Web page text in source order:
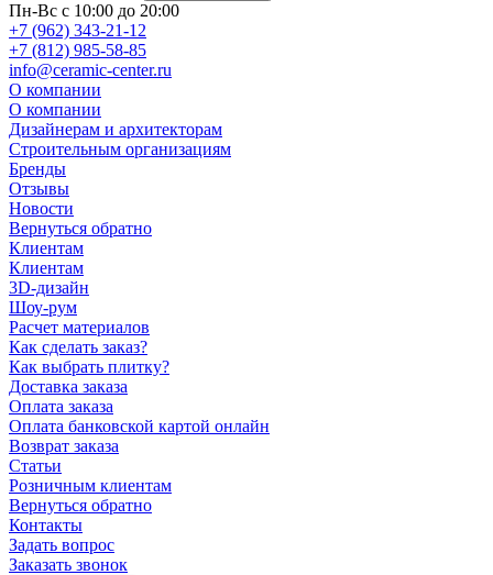
Пн-Вс с 10:00 до 20:00
+7 (962) 343-21-12
+7 (812) 985-58-85
info@ceramic-center.ru
О компании
О компании
Дизайнерам и архитекторам
Строительным организациям
Бренды
Отзывы
Новости
Вернуться обратно
Клиентам
Клиентам
3D-дизайн
Шоу-рум
Расчет материалов
Как сделать заказ?
Как выбрать плитку?
Доставка заказа
Оплата заказа
Оплата банковской картой онлайн
Возврат заказа
Статьи
Розничным клиентам
Вернуться обратно
Контакты
Задать вопрос
Заказать звонок